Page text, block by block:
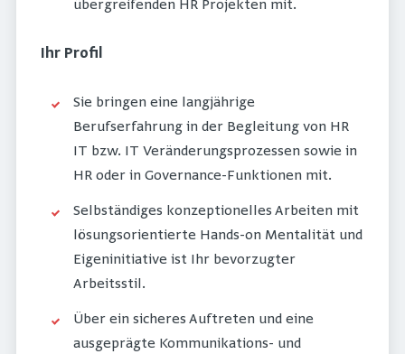
übergreifenden HR Projekten mit.
Ihr Profil
Sie bringen eine langjährige
Berufserfahrung in der Begleitung von HR
IT bzw. IT Veränderungsprozessen sowie in
HR oder in Governance-Funktionen mit.
Selbständiges konzeptionelles Arbeiten mit
lösungsorientierte Hands-on Mentalität und
Eigeninitiative ist Ihr bevorzugter
Arbeitsstil.
Über ein sicheres Auftreten und eine
ausgeprägte Kommunikations- und